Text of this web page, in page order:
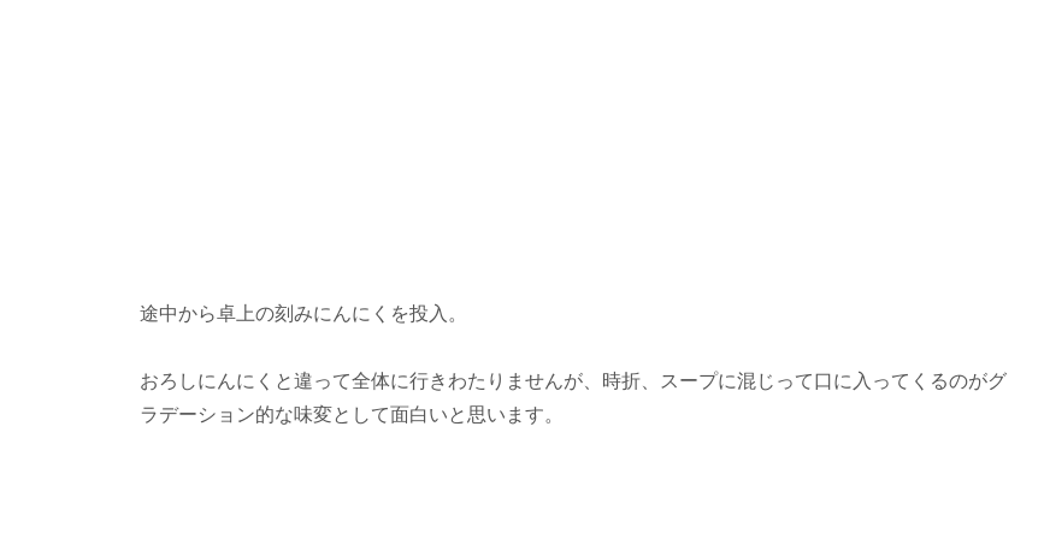
途中から卓上の刻みにんにくを投入。
おろしにんにくと違って全体に行きわたりませんが、時折、スープに混じって口に入ってくるのがグ
ラデーション的な味変として面白いと思います。